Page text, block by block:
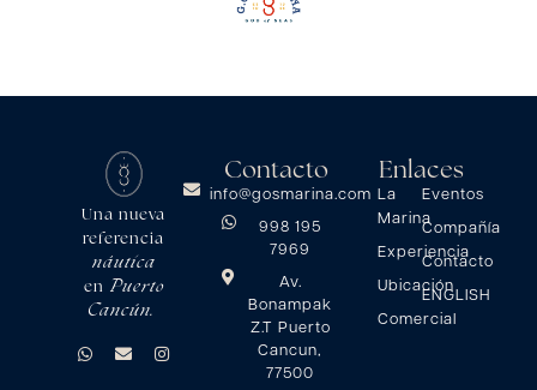
Contacto
info@gosmarina.com
998 195
7969
Av.
Bonampak
Z.T Puerto
Cancun,
77500
Una nueva
referencia
náutica
en Puerto
Cancún.
Enlaces
La
Marina
Experiencia
Ubicación
Comercial
Eventos
Compañía
Contacto
ENGLISH